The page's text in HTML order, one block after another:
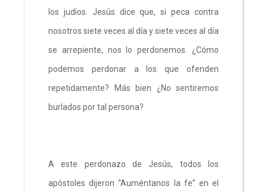
los judíos. Jesús dice que, si peca contra
nosotros siete veces al día y siete veces al día
se arrepiente, nos lo perdonemos. ¿Cómo
podemos perdonar a los que ofenden
repetidamente? Más bien ¿No sentiremos
burlados por tal persona?
A este perdonazo de Jesús, todos los
apóstoles dijeron “Auméntanos la fe” en el